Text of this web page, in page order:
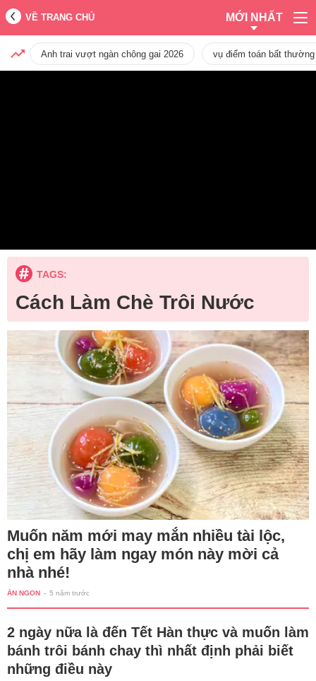
VỀ TRANG CHỦ MỚI NHẤT
Anh trai vượt ngàn chông gai 2026 vụ điểm toán bất
TAGS:
Cách Làm Chè Trôi Nước
Muốn năm mới may mắn nhiều tài lộc,
chị em hãy làm ngay món này mời cả
nhà nhé!
ĂN NGON - 5 năm trước
2 ngày nữa là đến Tết Hàn thực và muốn làm
bánh trôi bánh chay thì nhất định phải biết
những điều này